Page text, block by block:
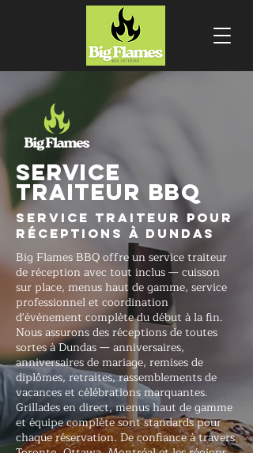
SERVICE
TRAITEUR BBQ
Service traiteur pour
réceptions à Dundas
Big Flames BBQ offre un service traiteur
de réception avec tout inclus — cuisson
sur place, menus haut de gamme, service
professionnel et coordination
d'événement complète du début à la fin.
Nous assurons des réceptions de toutes
sortes à Dundas — anniversaires,
anniversaires de mariage, remises de
diplômes, retraites, rassemblements de
vacances et célébrations marquantes.
Grillades en direct, menus haut de gamme
et équipe complète sont standards pour
chaque réservation. De confiance à travers